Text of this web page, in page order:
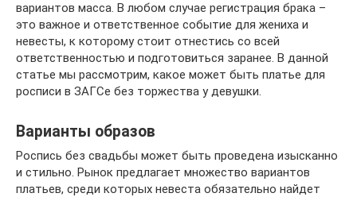
вариантов масса. В любом случае регистрация брака –
это важное и ответственное событие для жениха и
невесты, к которому стоит отнестись со всей
ответственностью и подготовиться заранее. В данной
статье мы рассмотрим, какое может быть платье для
росписи в ЗАГСе без торжества у девушки.
Варианты образов
Роспись без свадьбы может быть проведена изысканно
и стильно. Рынок предлагает множество вариантов
платьев, среди которых невеста обязательно найдет